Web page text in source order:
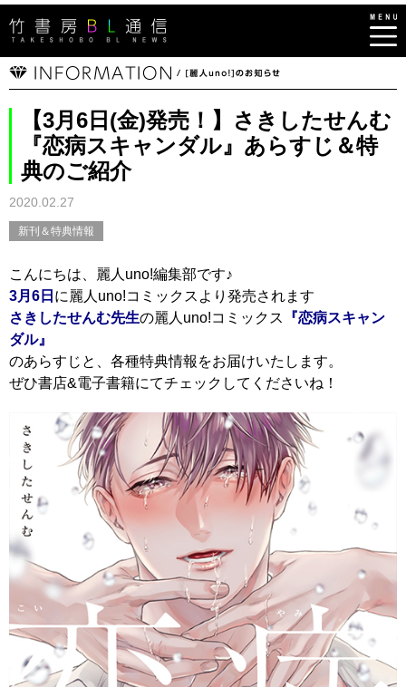
【3月6日(金)発売！】さきしたせんむ
『恋病スキャンダル』あらすじ＆特
典のご紹介
2020.02.27
新刊＆特典情報
こんにちは、麗人uno!編集部です♪
3月6日 に麗人uno!コミックスより発売されます
さきしたせんむ先生の麗人uno!コミックス
『恋病スキャン
ダル』
のあらすじと、各種特典情報をお届けいたします。
ぜひ書店&電子書籍にてチェックしてくださいね！